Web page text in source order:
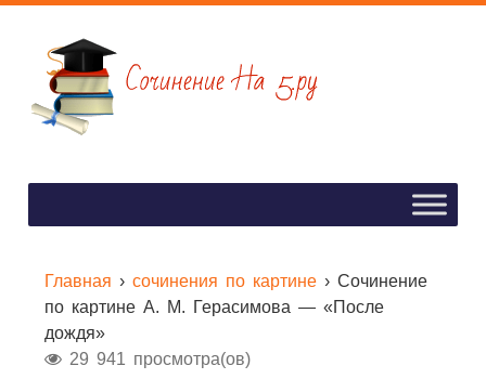
Главная › сочинения по картине› Сочинение
по картине А. М. Герасимова — «После
дождя»
29 941 просмотра(ов)